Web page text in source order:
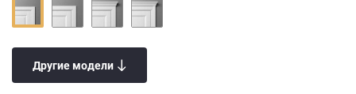
Другие модели